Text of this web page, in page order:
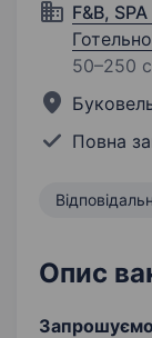
F&B,
50–250
Повна
Опис
Запрошуємо